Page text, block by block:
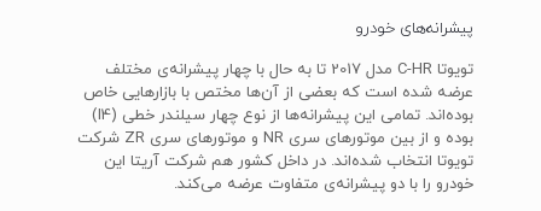
پیشرانه‌های خودرو
تویوتا C-HR مدل 2017 تا به حال با چهار پیشرانه‌ی مختلف
عرضه شده است که بعضی از آن‌ها مختص با بازارهایی خاص
بوده‌اند. تمامی این پیشرانه‌ها از نوع چهار سیلندر خطی (I4)
بوده و از بین موتورهای سری NR و موتورهای سری ZR شرکت
تویوتا انتخاب شده‌اند. در داخل کشور هم شرکت آریتا این
خودرو را با دو پیشرانه‌ی متفاوت عرضه می‌کند.